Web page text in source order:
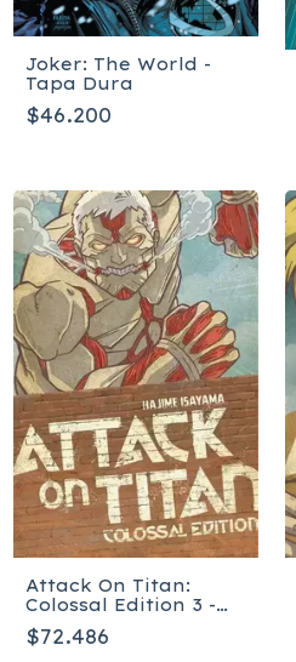
Joker: The World -
Tapa Dura
$46.200
Attack On Titan:
Colossal Edition 3 -
Tapa Blanda
$72.486